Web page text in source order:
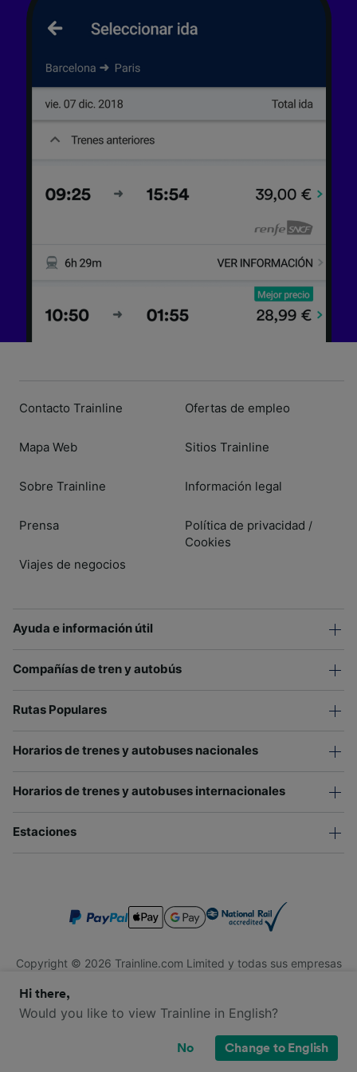
Contacto Trainline
Mapa Web
Sobre Trainline
Prensa
Viajes de negocios
Ofertas de empleo
Sitios Trainline
Información legal
Política de privacidad /
Cookies
Ayuda e información útil
Compañías de tren y autobús
Rutas Populares
Horarios de trenes y autobuses nacionales
Horarios de trenes y autobuses internacionales
Estaciones
Copyright © 2026 Trainline.com Limited y todas sus empresas
Trainline.com Limited está registrada en Inglaterra y Gales.
Compañía No. 3846791. Dirección: 1 Stonecutter St, Londres
Hi there,
Would you like to view Trainline in English?
No Change to English
características del dispositivo para su
dispositivo y/o acceder a ella. Publicidad y
contenido personalizados, medición de
publicidad y contenido, investigación de
audiencia y desarrollo de servicios.
Lista de asociados (proveedores)